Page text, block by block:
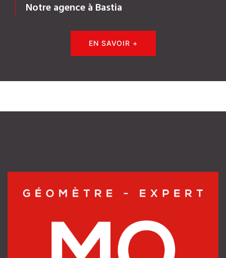
Notre agence à Bastia
EN SAVOIR +